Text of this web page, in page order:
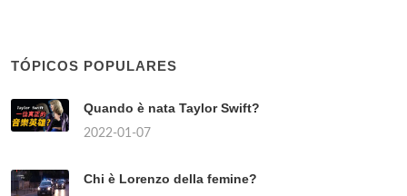
TÓPICOS POPULARES
Quando è nata Taylor Swift?
2022-01-07
Chi è Lorenzo della femine?